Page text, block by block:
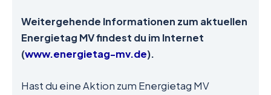
Weitergehende Informationen zum aktuellen
Energietag MV findest du im Internet
(www.energietag-mv.de).
Hast du eine Aktion zum Energietag MV